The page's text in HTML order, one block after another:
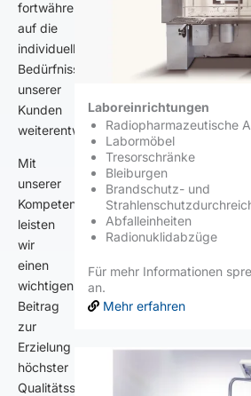
fortwährend
auf die
individuellen
Bedürfnisse
unserer
Kunden
weiterentwickelt.
Mit
unserer
Kompetenz
leisten
wir
einen
wichtigen
Beitrag
zur
Erzielung
höchster
Qualitätsstandards
Laboreinrichtungen
Radiopharmazeutische
Labormöbel
Tresorschränke
Bleiburgen
Brandschutz- und
Abfalleinheiten
Radionuklidabzüge
Für mehr Informationen
an.
Mehr erfahren